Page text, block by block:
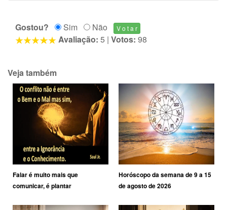
Gostou? Sim
Não
Avaliação: 5 | Votos: 98
Veja também
Falar é muito mais que
comunicar, é plantar
Horóscopo da semana de 9 a 15
de agosto de 2026